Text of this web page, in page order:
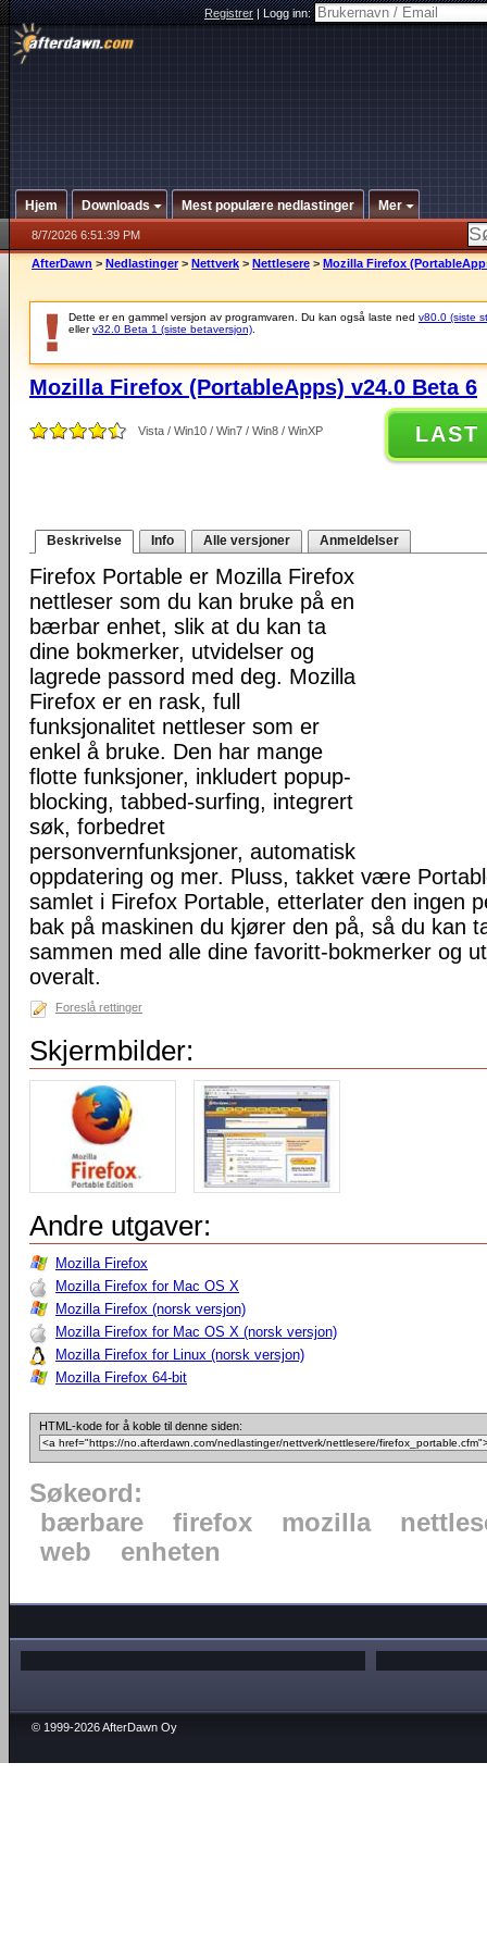
Registrer|Logg inn:
Hjem Downloads Mest populære nedlastinger Mer
8/7/2026 6:51:39 PM
AfterDawn > Nedlastinger > Nettverk > Nettlesere > Mozilla Firefox
Dette er en gammel versjon av programvaren. Du kan også laste ned v80.0 (siste
ellerv32.0 Beta 1 (siste betaversjon)
Mozilla Firefox (PortableApps) v24.0 Beta 6
Vista / Win10 / Win7 / Win8 / WinXP LAST
Beskrivelse Info Alle versjoner Anmeldelser
Firefox Portable er Mozilla Firefox
nettleser som du kan bruke på en
bærbar enhet, slik at du kan ta
dine bokmerker, utvidelser og
lagrede passord med deg. Mozilla
Firefox er en rask, full
funksjonalitet nettleser som er
enkel å bruke. Den har mange
flotte funksjoner, inkludert popup-
blocking, tabbed-surfing, integrert
søk, forbedret
personvernfunksjoner, automatisk
oppdatering og mer. Pluss, takket være
samlet i Firefox Portable, etterlater den ingen
bak på maskinen du kjører den på, så du kan
sammen med alle dine favoritt-bokmerker og
overalt.
Foreslå rettinger
Skjermbilder:
Andre utgaver:
Mozilla Firefox
Mozilla Firefox for Mac OS X
Mozilla Firefox (norsk versjon)
Mozilla Firefox for Mac OS X (norsk versjon)
Mozilla Firefox for Linux (norsk versjon)
Mozilla Firefox 64-bit
HTML-kode for å koble til denne siden:
Søkeord:
bærbare
firefox mozilla
web
enheten
© 1999-2026 AfterDawn Oy